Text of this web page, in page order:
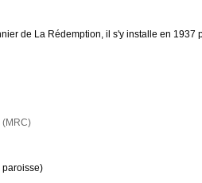
de La Rédemption, il s'y installe en
(MRC)
paroisse)